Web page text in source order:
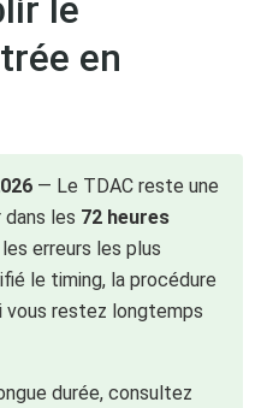
le
en
— Le TDAC reste une
dans les 72 heures
erreurs les plus
le timing, la procédure
restez longtemps
durée, consultez